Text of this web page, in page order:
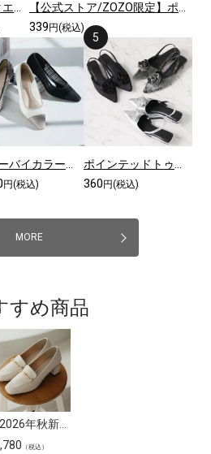
【2026年春新色追加】スクエアトゥ切り替えデザインバブーシュ 【公式ストア/ZOZO限定】ポインテッドトゥリボンゴムデザインフラットパンプス
339 円(税込)
シアーバイカラープレートヒールパンプス
円(税込)
ポインテッドトゥコサージュスリングバックパンプス
360 円(税込)
MORE
すめ商品
【2026年秋新色追加】スクエアトゥビット付きローファーパンプス
（税込）